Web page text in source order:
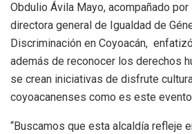
Obdulio Ávila Mayo, acompañado
directora general de Igualdad de
Discriminación en Coyoacán,
además de reconocer los derechos
se crean iniciativas de disfrute
coyoacanenses como es este
“Buscamos que esta alcaldía refleje